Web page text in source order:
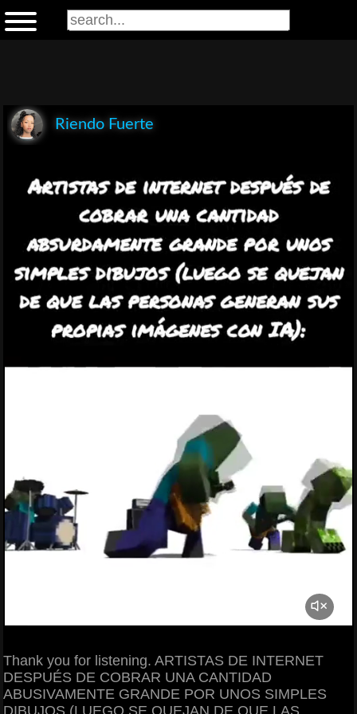
Riendo Fuerte
Thank you for listening. ARTISTAS DE INTERNET
DESPUÉS DE COBRAR UNA CANTIDAD
ABUSIVAMENTE GRANDE POR UNOS SIMPLES
DIBUJOS (LUEGO SE QUEJAN DE QUE LAS